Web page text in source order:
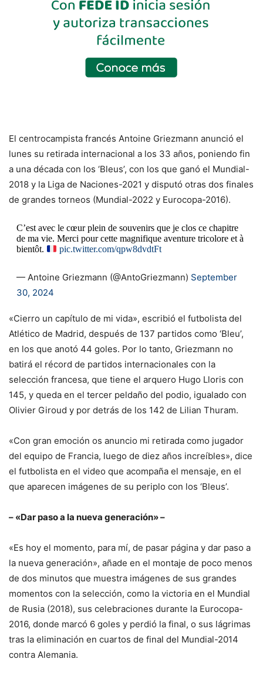
El centrocampista francés Antoine Griezmann anunció el
lunes su retirada internacional a los 33 años, poniendo fin
a una década con los ‘Bleus’, con los que ganó el Mundial-
2018 y la Liga de Naciones-2021 y disputó otras dos finales
de grandes torneos (Mundial-2022 y Eurocopa-2016).
C’est avec le cœur plein de souvenirs que je clos ce chapitre
de ma vie. Merci pour cette magnifique aventure tricolore et à
bientôt.
pic.twitter.com/qpw8dvdtFt
— Antoine Griezmann (@AntoGriezmann) September
30, 2024
«Cierro un capítulo de mi vida», escribió el futbolista del
Atlético de Madrid, después de 137 partidos como ‘Bleu’,
en los que anotó 44 goles. Por lo tanto, Griezmann no
batirá el récord de partidos internacionales con la
selección francesa, que tiene el arquero Hugo Lloris con
145, y queda en el tercer peldaño del podio, igualado con
Olivier Giroud y por detrás de los 142 de Lilian Thuram.
«Con gran emoción os anuncio mi retirada como jugador
del equipo de Francia, luego de diez años increíbles», dice
el futbolista en el video que acompaña el mensaje, en el
que aparecen imágenes de su periplo con los ‘Bleus’.
– «Dar paso a la nueva generación» –
«Es hoy el momento, para mí, de pasar página y dar paso a
la nueva generación», añade en el montaje de poco menos
de dos minutos que muestra imágenes de sus grandes
momentos con la selección, como la victoria en el Mundial
de Rusia (2018), sus celebraciones durante la Eurocopa-
2016, donde marcó 6 goles y perdió la final, o sus lágrimas
tras la eliminación en cuartos de final del Mundial-2014
contra Alemania.